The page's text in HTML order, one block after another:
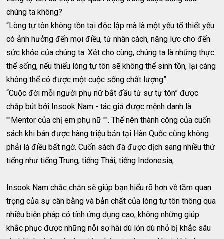
chúng ta không?
“Lòng tự tôn không tồn tại độc lập mà là một yếu tố thiết yếu
có ảnh hưởng đến mọi điều, từ nhân cách, năng lực cho đến
sức khỏe của chúng ta. Xét cho cùng, chúng ta là những thực
thể sống, nếu thiếu lòng tự tôn sẽ không thể sinh tồn, lại càng
không thể có được một cuộc sống chất lượng”.
“Cuộc đời mỗi người phụ nữ bắt đầu từ sự tự tôn” được
chắp bút bởi Insook Nam - tác giả được mệnh danh là
""Mentor của chị em phụ nữ "". Thế nên thành công của cuốn
sách khi bán được hàng triệu bản tại Hàn Quốc cũng không
phải là điều bất ngờ. Cuốn sách đã được dịch sang nhiều thứ
tiếng như tiếng Trung, tiếng Thái, tiếng Indonesia,
Insook Nam chắc chắn sẽ giúp bạn hiểu rõ hơn về tầm quan
trọng của sự cân bằng và bản chất của lòng tự tôn thông qua
nhiều biện pháp có tính ứng dụng cao, không những giúp
khắc phục được những nỗi sợ hãi dù lớn dù nhỏ bị khắc sâu